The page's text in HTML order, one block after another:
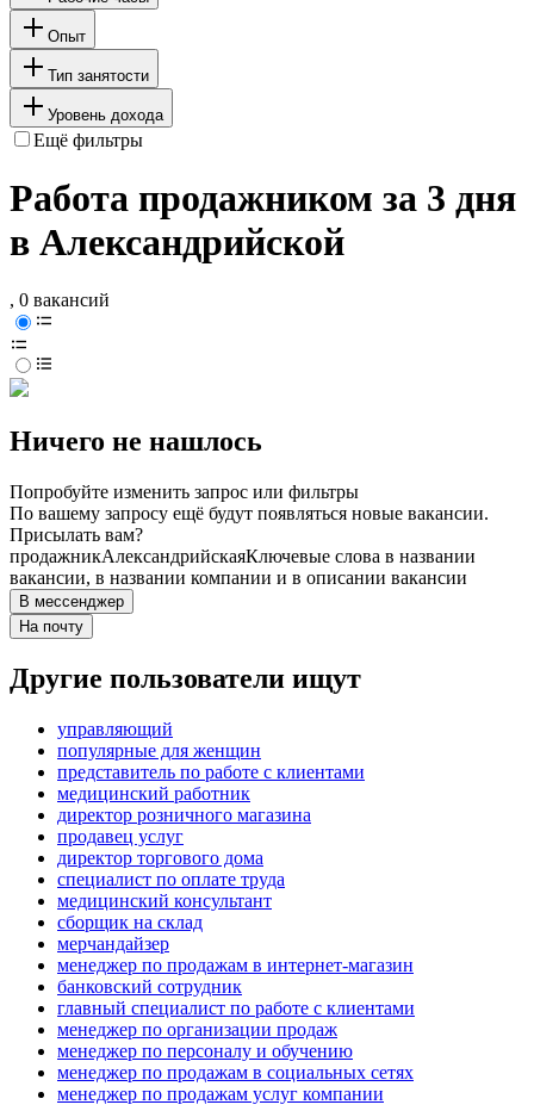
Опыт
Тип занятости
Уровень дохода
Ещё фильтры
Работа продажником за 3 дня
в Александрийской
, 0 вакансий
Ничего не нашлось
Попробуйте изменить запрос или фильтры
По вашему запросу ещё будут появляться новые вакансии.
Присылать вам?
продажникАлександрийскаяКлючевые слова в названии
вакансии, в названии компании и в описании вакансии
В мессенджер
На почту
Другие пользователи ищут
управляющий
популярные для женщин
представитель по работе с клиентами
медицинский работник
директор розничного магазина
продавец услуг
директор торгового дома
специалист по оплате труда
медицинский консультант
сборщик на склад
мерчандайзер
менеджер по продажам в интернет-магазин
банковский сотрудник
главный специалист по работе с клиентами
менеджер по организации продаж
менеджер по персоналу и обучению
менеджер по продажам в социальных сетях
менеджер по продажам услуг компании